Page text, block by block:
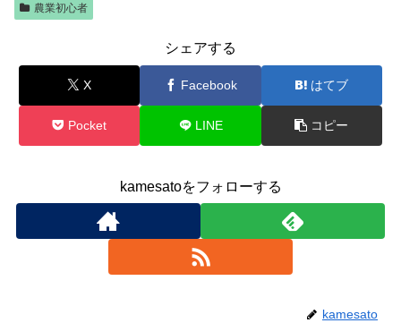
農業初心者
シェアする
X Facebook はてブ
Pocket LINE コピー
kamesatoをフォローする
kamesato